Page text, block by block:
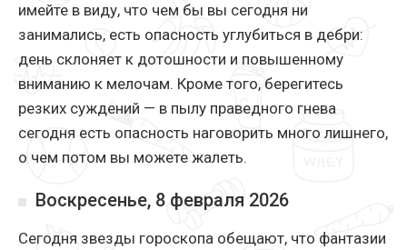
имейте в виду, что чем бы вы сегодня ни
занимались, есть опасность углубиться в дебри:
день склоняет к дотошности и повышенному
вниманию к мелочам. Кроме того, берегитесь
резких суждений — в пылу праведного гнева
сегодня есть опасность наговорить много лишнего,
о чем потом вы можете жалеть.
Воскресенье, 8 февраля 2026
Сегодня звезды гороскопа обещают, что фантазии